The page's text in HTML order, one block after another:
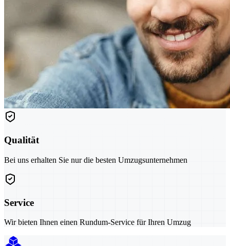
Qualität
Bei uns erhalten Sie nur die besten Umzugsunternehmen
Service
Wir bieten Ihnen einen Rundum-Service für Ihren Umzug